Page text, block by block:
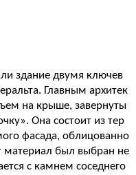
здание двумя ключев
Главным архитек
на крыше, завернуты
Она состоит из тер
фасада, облицованно
материал был выбран не
с камнем соседнего